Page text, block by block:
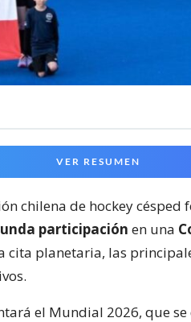
VER RESUMEN
chilena de hockey
participación en una
cita planetaria, las
el Mundial 2026, que